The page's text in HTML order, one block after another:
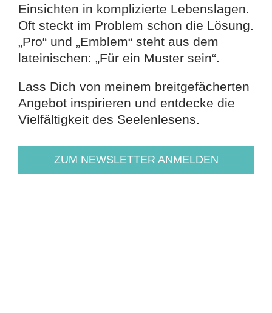
Einsichten in komplizierte Lebenslagen.
Oft steckt im Problem schon die Lösung.
„Pro“ und „Emblem“ steht aus dem
lateinischen: „Für ein Muster sein“.
Lass Dich von meinem breitgefächerten
Angebot inspirieren und entdecke die
Vielfältigkeit des Seelenlesens.
ZUM NEWSLETTER ANMELDEN